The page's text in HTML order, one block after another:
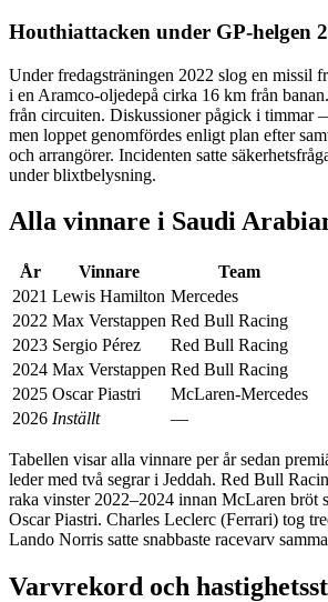
Houthiattacken under GP-helgen
Under fredagsträningen 2022 slog en missil
i en Aramco-oljedepå cirka 16 km från
från circuiten. Diskussioner pågick i timmar
men loppet genomfördes enligt plan efter
och arrangörer. Incidenten satte
under blixtbelysning.
Alla vinnare i Saudi
År Vinnare
Team
2021 Lewis Hamilton Mercedes
2022 Max Verstappen Red Bull Racing
2023 Sergio Pérez
Red Bull Racing
2024 Max Verstappen Red Bull Racing
2025 Oscar Piastri
McLaren-Mercedes
2026 Inställt —
Tabellen visar alla vinnare per år sedan
leder med två segrar i Jeddah. Red Bull
raka vinster 2022–2024 innan McLaren bröt
Oscar Piastri. Charles Leclerc (Ferrari) tog
Lando Norris satte snabbaste racevarv
Varvrekord och